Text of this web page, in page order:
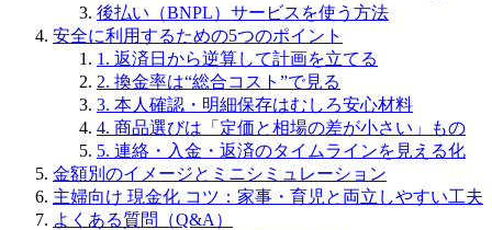
後払い（BNPL）サービスを使う方法
安全に利用するための5つのポイント
1. 返済日から逆算して計画を立てる
2. 換金率は“総合コスト”で見る
3. 本人確認・明細保存はむしろ安心材料
4. 商品選びは「定価と相場の差が小さい」もの
5. 連絡・入金・返済のタイムラインを見える化
金額別のイメージとミニシミュレーション
主婦向け 現金化 コツ：家事・育児と両立しやすい工夫
よくある質問（Q&A）